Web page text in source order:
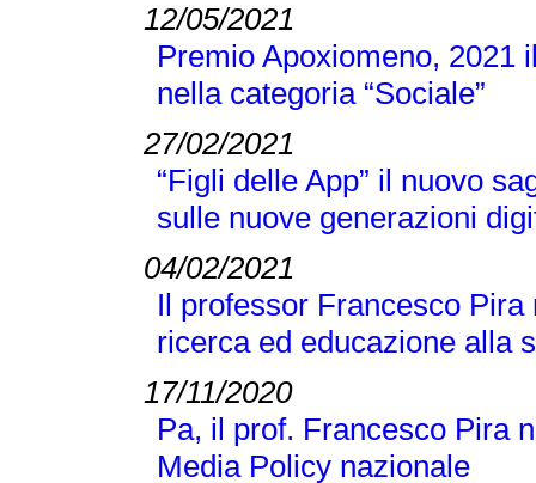
12/05/2021
Premio Apoxiomeno, 2021
nella categoria “Sociale”
27/02/2021
“Figli delle App” il nuovo
sulle nuove generazioni
04/02/2021
Il professor Francesco
ricerca ed educazione alla
17/11/2020
Pa, il prof. Francesco Pira
Media Policy nazionale